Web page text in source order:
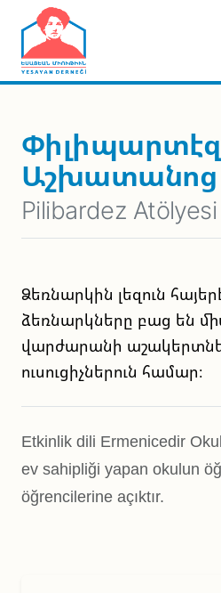
Skip to main content
Աշխատանոց
Pilibardez Atölyesi
Ձեռնարկին լեզուն
ձեռնարկները բաց են
վարժարանի
ուսուցիչներուն համար։
Etkinlik dili Ermenicedir
ev sahipliği yapan okulun
öğrencilerine açıktır.